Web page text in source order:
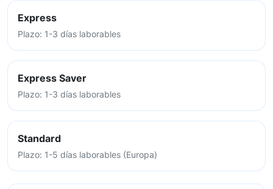
Express
Plazo: 1-3 días laborables
Express Saver
Plazo: 1-3 días laborables
Standard
Plazo: 1-5 días laborables (Europa)